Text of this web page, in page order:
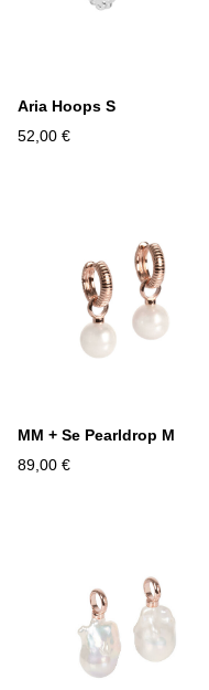
Aria Hoops S
52,00 €
MM + Se Pearldrop M
89,00 €